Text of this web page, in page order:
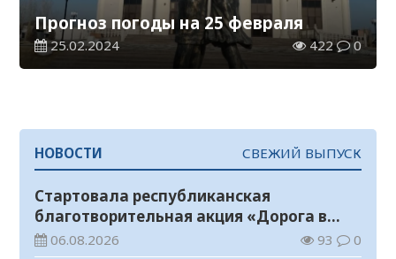
Прогноз погоды на 25 февраля
25.02.2024 422 0
НОВОСТИ СВЕЖИЙ ВЫПУСК
Стартовала республиканская
благотворительная акция «Дорога в
школу»
06.08.2026 93 0